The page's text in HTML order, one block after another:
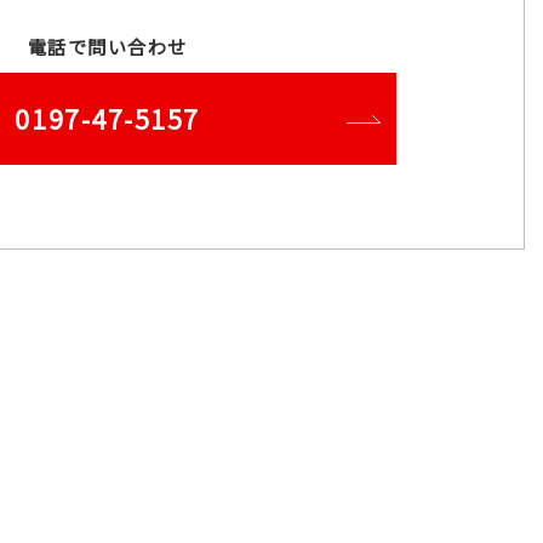
電話で問い合わせ
0197-47-5157